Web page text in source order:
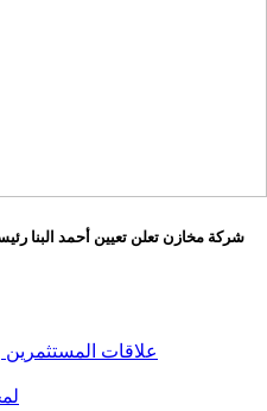
شركة مخازن تعلن تعيين أحمد البنا
علاقات المستثمرين